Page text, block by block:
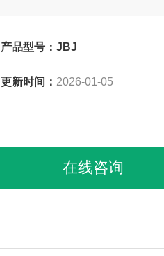
产品型号：JBJ
更新时间： 2026-01-05
在线咨询